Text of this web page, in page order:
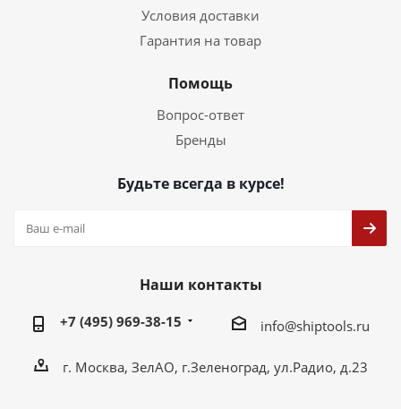
Условия доставки
Гарантия на товар
Помощь
Вопрос-ответ
Бренды
Будьте всегда в курсе!
Наши контакты
+7 (495) 969-38-15 info@shiptools.ru
г. Москва, ЗелАО, г.Зеленоград, ул.Радио, д.23